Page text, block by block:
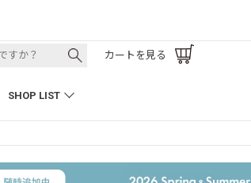
SHOP LIST
カートを見る